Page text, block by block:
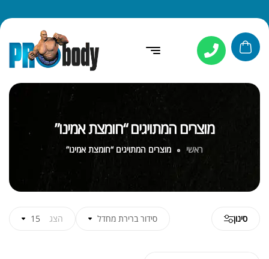
מוצרים המתויגים “חומצת אמינו”
ראשי מוצרים המתויגים “חומצת אמינו”
סינון סידור ברירת מחדל הצג 15